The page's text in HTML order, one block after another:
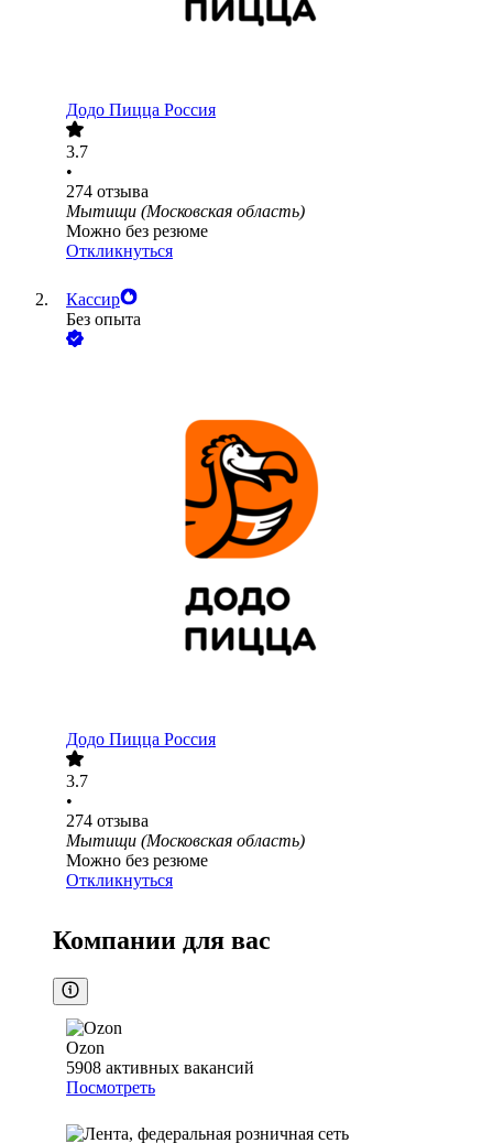
Додо Пицца Россия
3.7
•
274 отзыва
Мытищи (Московская область)
Можно без резюме
Откликнуться
Кассир
Без опыта
Додо Пицца Россия
3.7
•
274 отзыва
Мытищи (Московская область)
Можно без резюме
Откликнуться
Компании для вас
Ozon
5908 активных вакансий
Посмотреть